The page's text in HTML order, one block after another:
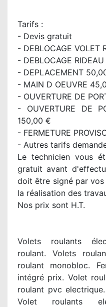
Tarifs :
- Devis gratuit
- DEBLOCAGE VOLET
- DEBLOCAGE
- DEPLACEMENT
- MAIN D OEUVRE
- OUVERTURE DE
- OUVERTURE DE
150,00 €
- FERMETURE
- Autres tarifs
Le technicien vous
gratuit avant
doit être signé par
la réalisation des
Nos prix sont H.T.
Volets roulants
roulant. Volets
roulant monobloc.
intégré prix. Volet
roulant pvc
Volet roulants